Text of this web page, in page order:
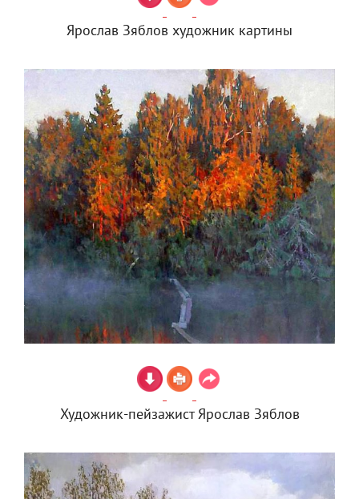
Ярослав Зяблов художник картины
Художник-пейзажист Ярослав Зяблов